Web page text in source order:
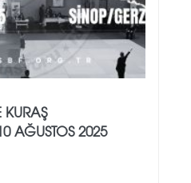
KURAŞ
AĞUSTOS 2025